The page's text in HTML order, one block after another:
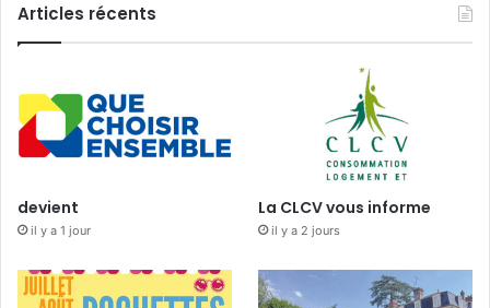
Articles récents
devient
il y a 1 jour
La CLCV vous informe
il y a 2 jours